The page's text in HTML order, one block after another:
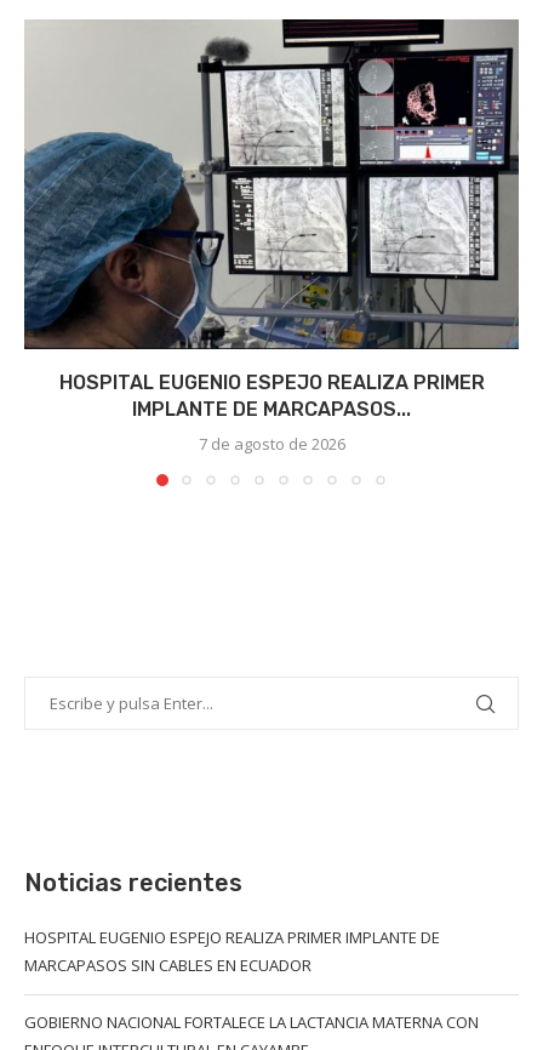
HOSPITAL EUGENIO ESPEJO REALIZA PRIMER
IMPLANTE DE MARCAPASOS...
7 de agosto de 2026
Noticias recientes
HOSPITAL EUGENIO ESPEJO REALIZA PRIMER IMPLANTE DE
MARCAPASOS SIN CABLES EN ECUADOR
GOBIERNO NACIONAL FORTALECE LA LACTANCIA MATERNA CON